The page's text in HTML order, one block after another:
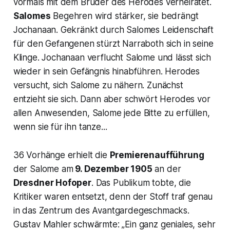
Salomes Begehren wird stärker, sie bedrängt
Jochanaan. Gekränkt durch Salomes Leidenschaft
für den Gefangenen stürzt Narraboth sich in seine
Klinge. Jochanaan verflucht Salome und lässt sich
wieder in sein Gefängnis hinabführen. Herodes
versucht, sich Salome zu nähern. Zunächst
entzieht sie sich. Dann aber schwört Herodes vor
allen Anwesenden, Salome jede Bitte zu erfüllen,
wenn sie für ihn tanze...
36 Vorhänge erhielt die Premierenaufführung
der Salome am9. Dezember 1905 an der
Dresdner Hofoper. Das Publikum tobte, die
Kritiker waren entsetzt, denn der Stoff traf genau
in das Zentrum des Avantgardegeschmacks.
Gustav Mahler schwärmte: „Ein ganz geniales, sehr